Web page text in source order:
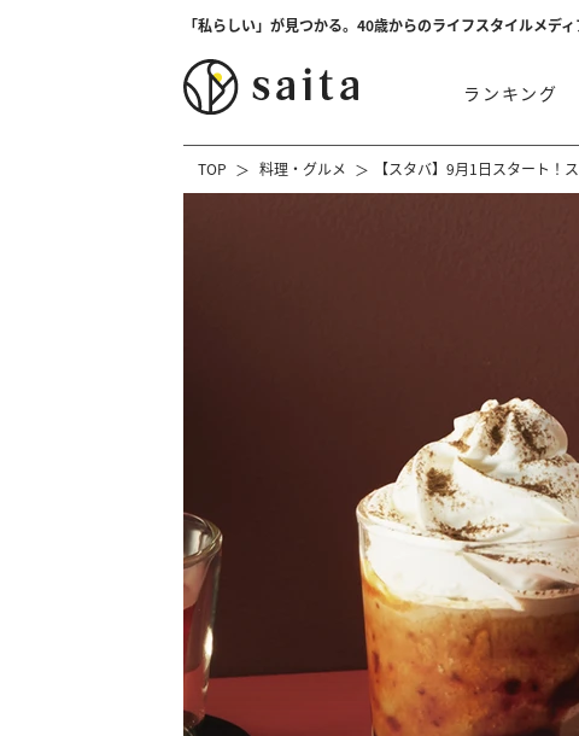
「私らしい」が見つかる。40歳からのライフスタイルメディ
ランキング
TOP 料理・グルメ 【スタバ】9月1日スタート！